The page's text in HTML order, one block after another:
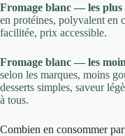
Fromage blanc — les plus
en protéines, polyvalent en
facilitée, prix accessible.
Fromage blanc — les
selon les marques, moins
desserts simples, saveur
à tous.
Combien en consommer